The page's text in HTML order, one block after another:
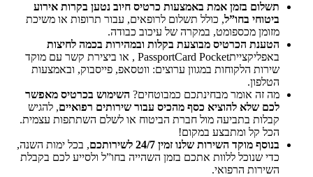
תשלום בזמן אמת באמצעות כרטיס חיוב נטען בקרות אירוע
ביטוחי בחו”ל, כולל תשלום לרופאים, עבור תרופות או משיכת
מזומן מכספומט, במקרה של עיכוב כבודה.
הטענת הכרטיס מבוצעת בקלות ובמהירות בכמה לחיצות
באפליקצייתPassportCard Pocket , או ביצירת קשר עם מוקד
שירות הלקוחות במגוון ערוצים: ווטסאפ, פייסבוק, ובאמצעות
הטלפון.
מה זה אומר מבחינתכם כמבוטחים? השימוש בכרטיס מאפשר
לכם שלא להוציא כסף מהכיס עבור שירותים רפואיים, להגיש
קבלות בתביעה מול חברת הביטוח או לשלם השתתפות עצמית.
הכל קל ומתבצע במקום!
בנוסף מוקד השירות שלנו זמין 24/7 לשירותכם
, בכל ימות השנה,
כדי שנוכל ללוות אתכם בזמן השהייה בחו”ל ולסייע לכם בקבלת
השירות הרפואי.